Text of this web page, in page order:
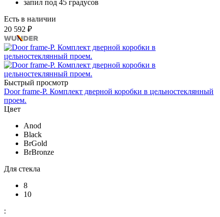
запил под 45 градусов
Есть в наличии
20 592 ₽
Быстрый просмотр
Door frame-P. Комплект дверной коробки в цельностеклянный
проем.
Цвет
Anod
Black
BrGold
BrBronze
Для стекла
8
10
: